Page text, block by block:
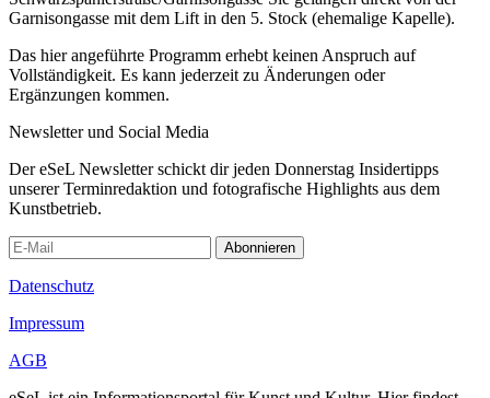
Garnisongasse mit dem Lift in den 5. Stock (ehemalige Kapelle).
Das hier angeführte Programm erhebt keinen Anspruch auf
Vollständigkeit. Es kann jederzeit zu Änderungen oder
Ergänzungen kommen.
Newsletter und Social Media
Der eSeL Newsletter schickt dir jeden Donnerstag Insidertipps
unserer Terminredaktion und fotografische Highlights aus dem
Kunstbetrieb.
Abonnieren
Datenschutz
Impressum
AGB